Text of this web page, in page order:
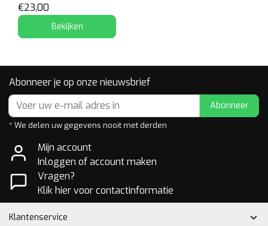
€23,00
Bekijken
Abonneer je op onze nieuwsbrief
Abonneer
* We delen uw gegevens nooit met derden
Mijn account
Inloggen of account maken
Vragen?
Klik hier voor contactinformatie
Klantenservice